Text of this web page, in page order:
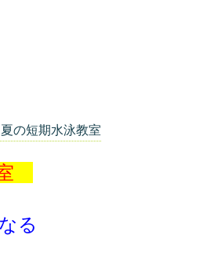
の短期水泳教室
る